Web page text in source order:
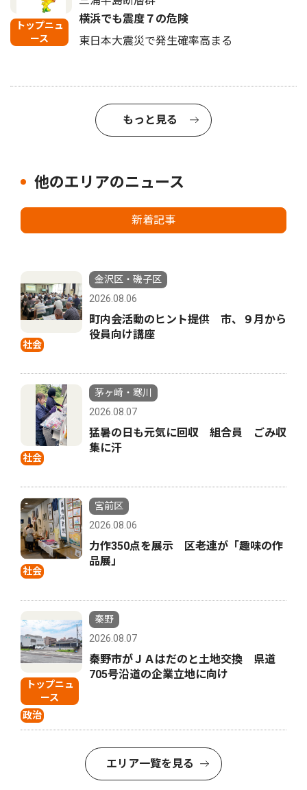
トップニュ
ース
横浜でも震度７の危険
東日本大震災で発生確率高まる
もっと見る
他のエリアのニュース
新着記事
社会
金沢区・磯子区
2026.08.06
町内会活動のヒント提供 市、９月から
役員向け講座
社会
茅ヶ崎・寒川
2026.08.07
猛暑の日も元気に回収 組合員 ごみ収
集に汗
社会
宮前区
2026.08.06
力作350点を展示 区老連が「趣味の作
品展」
トップニュ
ース
政治
秦野
2026.08.07
秦野市がＪＡはだのと土地交換 県道
705号沿道の企業立地に向け
エリア一覧を見る